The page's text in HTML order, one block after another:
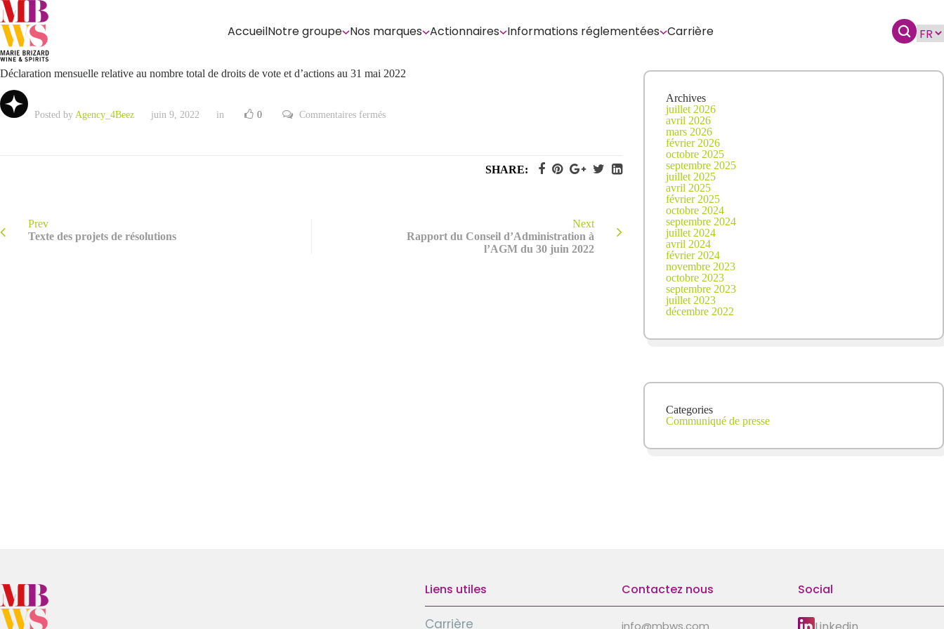
AccueilNotre groupe Nos marques Actionnaires Informations réglementées Carrière
Déclaration mensuelle relative au nombre total de droits de vote et d’actions au 31 mai 2022
Posted by Agency_4Beez juin 9, 2022 in 0 Commentaires ferméssur
d’actions
SHARE:
Prev
Texte des projets de résolutions
Next
Rapport du Conseil d’Administration à
l’AGM du 30 juin 2022
Archives
juillet 2026
avril 2026
mars 2026
février 2026
octobre 2025
septembre 2025
juillet 2025
avril 2025
février 2025
octobre 2024
septembre 2024
juillet 2024
avril 2024
février 2024
novembre 2023
octobre 2023
septembre 2023
juillet 2023
décembre 2022
Categories
Communiqué de presse
Liens utiles
Carrière
Contactez nous
info@mbws.com
Social